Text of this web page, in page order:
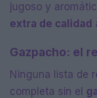
jugoso y
extra de calidad
Gazpacho: el
Ninguna lista de
completa sin el